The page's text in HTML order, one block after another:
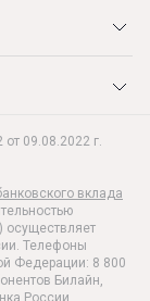
09.08.2022 г.
вклада
осуществляет
Телефоны
Федерации: 8 800
Билайн,
России.